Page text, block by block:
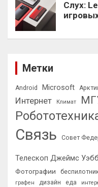
Слух:
Метки
Android Microsoft
Интернет Климат
Связь Совет
Телескоп Джеймс Уэбб
Фотографии
графен
дизайн еда